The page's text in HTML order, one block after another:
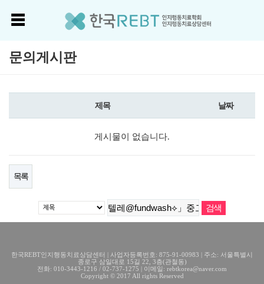
문의게시판
제목 날짜
게시물이 없습니다.
목록
한국REBT인지행동치료상담센터 | 사업자등록번호: 875-91-00983 | 주소: 서울특별시
종로구 삼일대로 15길 22, 3층(관철동)
전화: 010-3443-1216 / 02-737-1275 | 이메일: rebtkorea@naver.com
Copyright © 2017 All rights Reserved